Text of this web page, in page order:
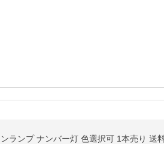
ランプ ナンバー灯 色選択可 1本売り 送